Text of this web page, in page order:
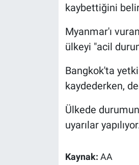
kaybettiğini
Myanmar'ı
ülkeyi "acil
Bangkok'ta
kaydederken,
Ülkede
uyarılar
Kaynak: AA